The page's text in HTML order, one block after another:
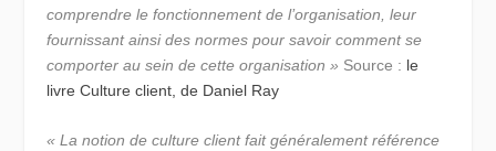
comprendre le fonctionnement de l’organisation, leur
fournissant ainsi des normes pour savoir comment se
comporter au sein de cette organisation » Source : le
livre Culture client, de Daniel Ray
« La notion de culture client fait généralement référence